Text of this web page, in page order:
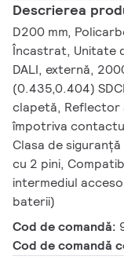
Descrierea
D200 mm,
Încastrat, Unitate
DALI, externă,
(0.435,0.404)
clapetă, Reflector
împotriva
Clasa de
cu 2 pini,
intermediul
baterii)
Cod de comandă:
Cod de comandă